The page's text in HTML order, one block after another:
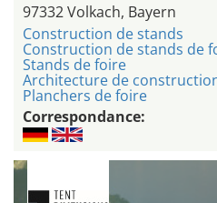
97332 Volkach, Bayern
Construction de stands
Construction de stands de
Stands de foire
Architecture de
Planchers de foire
Correspondance: